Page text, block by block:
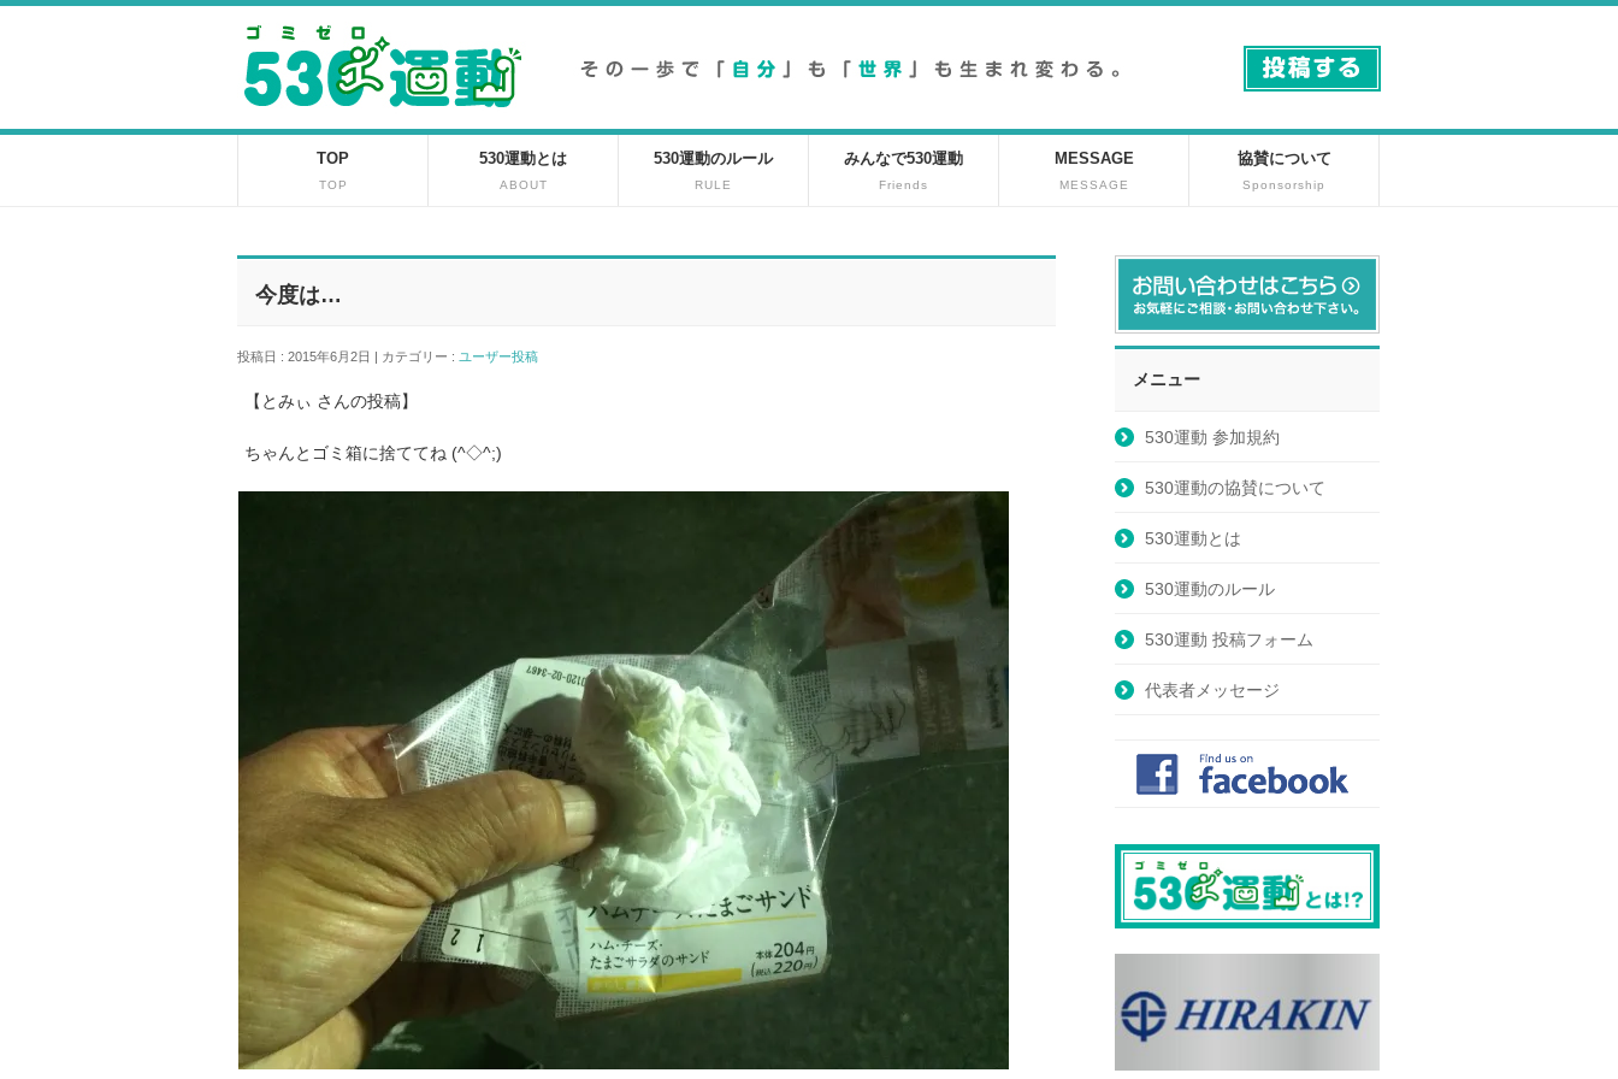
TOP
TOP
530運動とは
ABOUT
530運動のルール
RULE
みんなで530運動
Friends
MESSAGE
MESSAGE
協賛について
Sponsorship
今度は…
投稿日 : 2015年6月2日 | カテゴリー : ユーザー投稿
【とみぃ さんの投稿】
ちゃんとゴミ箱に捨ててね (^◇^;)
メニュー
530運動 参加規約
530運動の協賛について
530運動とは
530運動のルール
530運動 投稿フォーム
代表者メッセージ